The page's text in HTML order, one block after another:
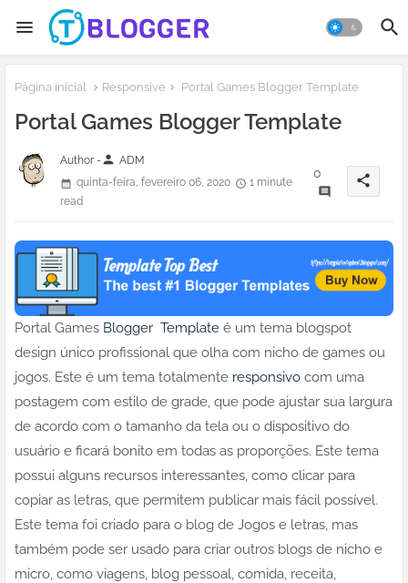
Página inicial Responsive Portal Games Blogger Template
Portal Games Blogger Template
Author -person ADM
quinta-feira, fevereiro 06, 2020
1 minute
read
0 share
Portal Games Blogger Template é um tema blogspot
design único profissional que olha com nicho de games ou
jogos. Este é um tema totalmente responsivo com uma
postagem com estilo de grade, que pode ajustar sua largura
de acordo com o tamanho da tela ou o dispositivo do
usuário e ficará bonito em todas as proporções. Este tema
possui alguns recursos interessantes, como clicar para
copiar as letras, que permitem publicar mais fácil possível.
Este tema foi criado para o blog de Jogos e letras, mas
também pode ser usado para criar outros blogs de nicho e
micro, como viagens, blog pessoal, comida, receita,